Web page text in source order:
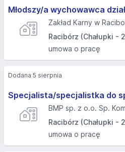
Młodszy/a wychowawca
Zakład Karny w
Racibórz (Chałupki -
umowa o pracę
Specjalista/specjalistka do
BMP sp. z o.o. Sp.
Racibórz (Chałupki -
umowa o pracę
Dodana 5 sierpnia